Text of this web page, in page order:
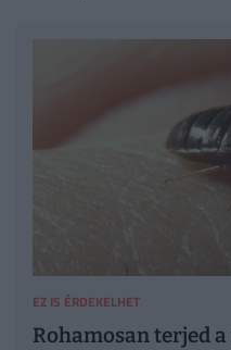
EZ IS ÉRDEKELHET
Rohamosan terjed